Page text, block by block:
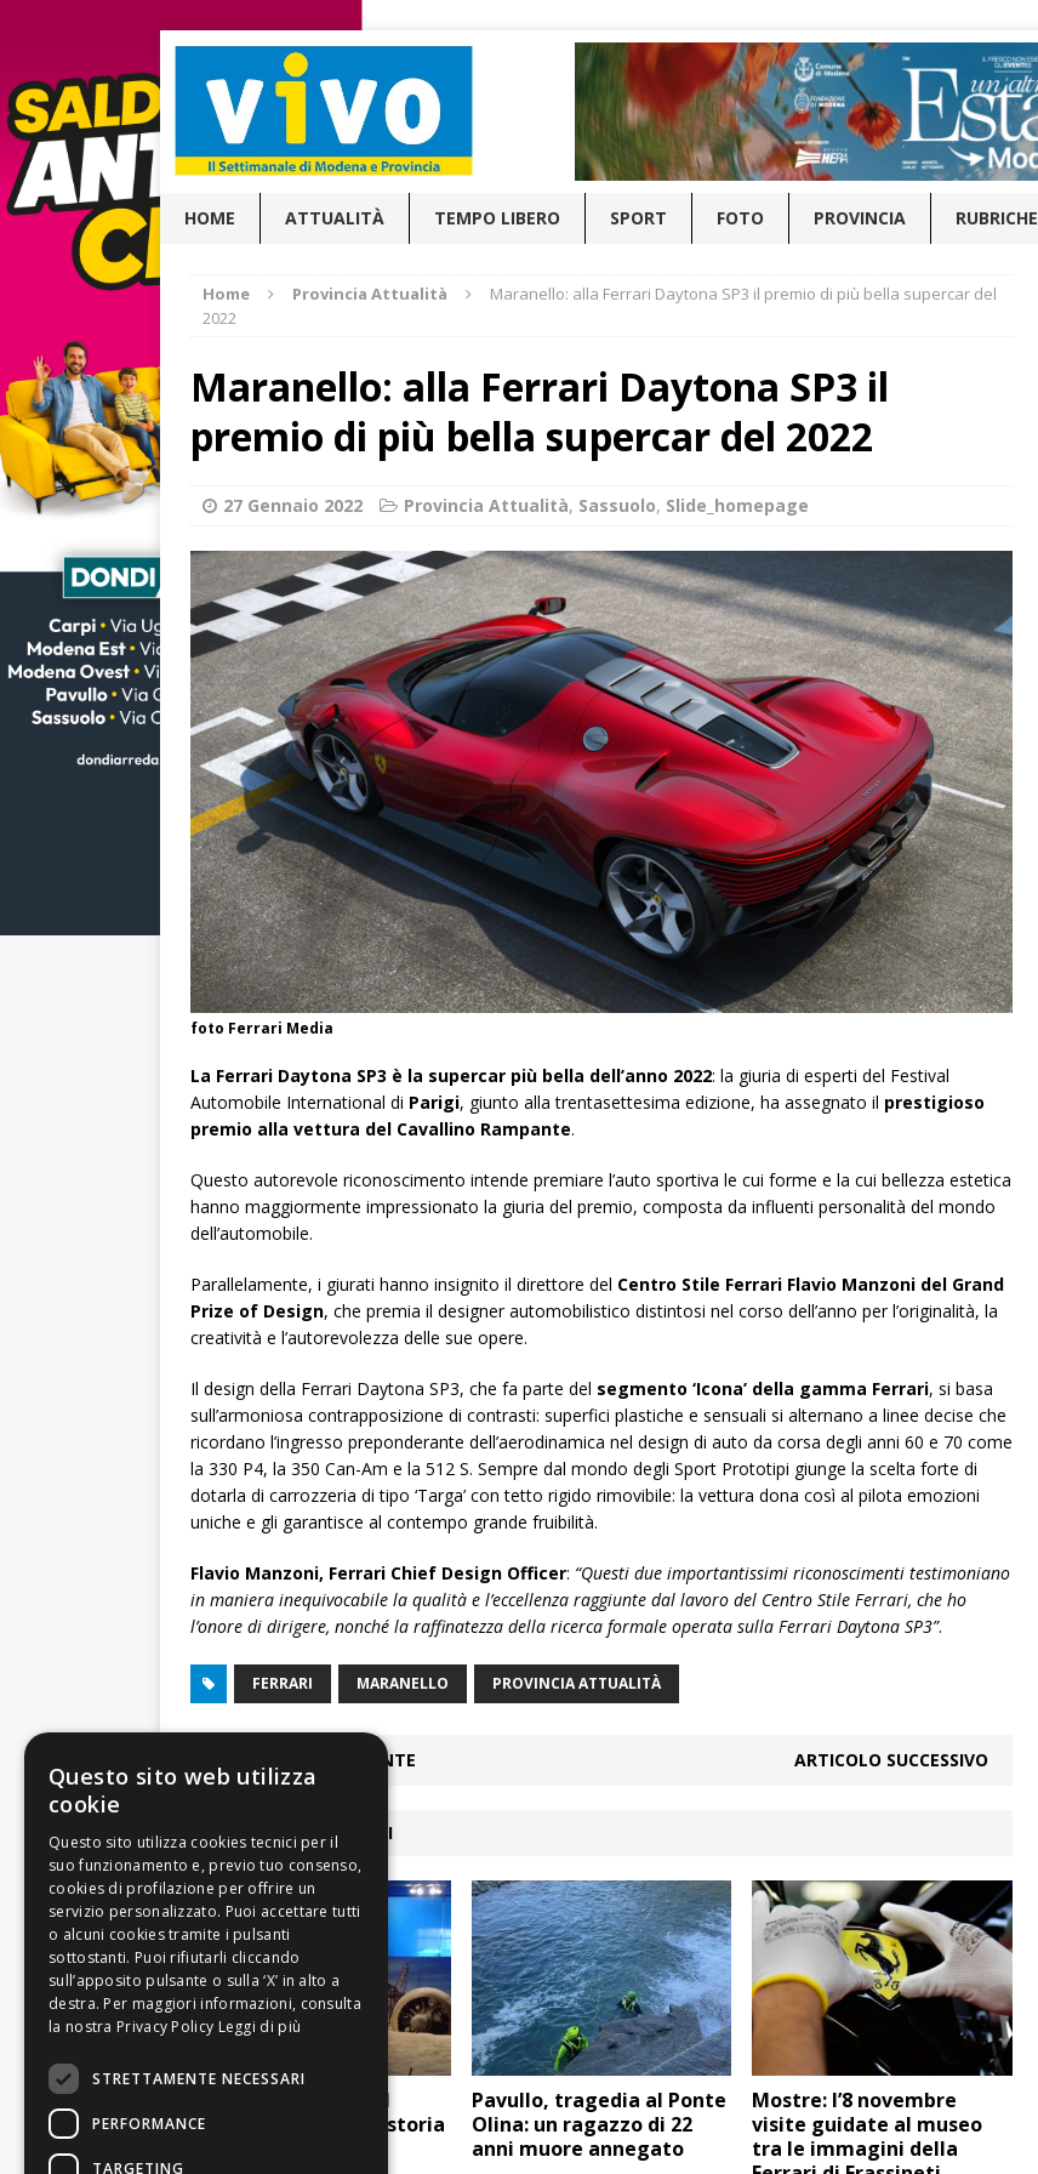
HOME ATTUALITÀ TEMPO LIBERO SPORT FOTO PROVINCIA RUBRICHE
Home Provincia Attualità
Maranello: alla Ferrari Daytona SP3 il premio di più bella supercar del
2022
Maranello: alla Ferrari Daytona SP3 il
premio di più bella supercar del 2022
27 Gennaio 2022 Provincia Attualità, Sassuolo, Slide_homepage
foto Ferrari Media
La Ferrari Daytona SP3 è la supercar più bella dell’anno 2022: la giuria di esperti del Festival
Automobile International di Parigi, giunto alla trentasettesima edizione, ha assegnato il prestigioso
premio alla vettura del Cavallino Rampante.
Questo autorevole riconoscimento intende premiare l’auto sportiva le cui forme e la cui bellezza estetica
hanno maggiormente impressionato la giuria del premio, composta da influenti personalità del mondo
dell’automobile.
Parallelamente, i giurati hanno insignito il direttore del Centro Stile Ferrari Flavio Manzoni del Grand
Prize of Design, che premia il designer automobilistico distintosi nel corso dell’anno per l’originalità, la
creatività e l’autorevolezza delle sue opere.
Il design della Ferrari Daytona SP3, che fa parte del segmento ‘Icona’ della gamma Ferrari, si basa
sull’armoniosa contrapposizione di contrasti: superfici plastiche e sensuali si alternano a linee decise che
ricordano l’ingresso preponderante dell’aerodinamica nel design di auto da corsa degli anni 60 e 70 come
la 330 P4, la 350 Can-Am e la 512 S. Sempre dal mondo degli Sport Prototipi giunge la scelta forte di
dotarla di carrozzeria di tipo ‘Targa’ con tetto rigido rimovibile: la vettura dona così al pilota emozioni
uniche e gli garantisce al contempo grande fruibilità.
Flavio Manzoni, Ferrari Chief Design Officer: “Questi due importantissimi riconoscimenti testimoniano
in maniera inequivocabile la qualità e l’eccellenza raggiunte dal lavoro del Centro Stile Ferrari, che ho
l’onore di dirigere, nonché la raffinatezza della ricerca formale operata sulla Ferrari Daytona SP3”.
FERRARI MARANELLO PROVINCIA ATTUALITÀ
ARTICOLO PRECEDENTE ARTICOLO SUCCESSIVO
ARTICOLI COLLEGATI
Maranello: sabato al
Mabic la misteriosa storia
Pavullo, tragedia al Ponte
Olina: un ragazzo di 22
anni muore annegato
Mostre: l’8 novembre
visite guidate al museo
tra le immagini della
Questo sito web utilizza
cookie
Leggi di più
STRETTAMENTE NECESSARI
PERFORMANCE
TARGETING